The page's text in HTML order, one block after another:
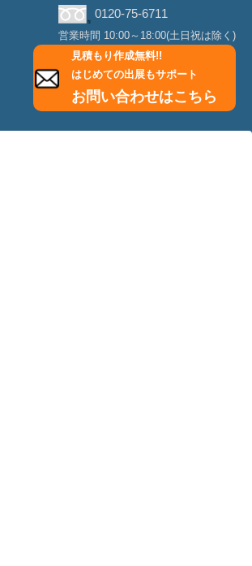
0120-75-6711
営業時間 10:00～18:00(土日祝は除く)
見積もり作成無料!!
はじめての出展もサポート
お問い合わせはこちら